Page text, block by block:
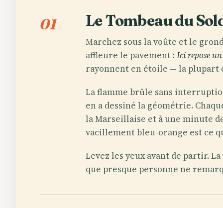
01 Le Tombeau du
Marchez sous la voûte et le
affleure le pavement : Ici repose
rayonnent en étoile — la plupart
La flamme brûle sans
en a dessiné la géométrie.
la Marseillaise et à une minute
vacillement bleu-orange est ce
Levez les yeux avant de partir.
que presque personne ne